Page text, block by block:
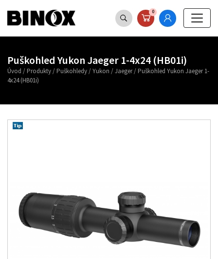
0
Puškohled Yukon Jaeger 1-4x24 (HB01i)
Úvod / Produkty/ Puškohledy/Yukon /Jaeger/ Puškohled Yukon Jaeger 1-
4x24 (HB01i)